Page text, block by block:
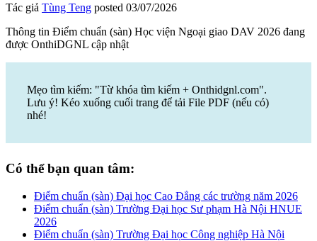
Tác giả Tùng Teng posted 03/07/2026
Thông tin Điểm chuẩn (sàn) Học viện Ngoại giao DAV 2026 đang
được OnthiDGNL cập nhật
Mẹo tìm kiếm: "Từ khóa tìm kiếm + Onthidgnl.com".
Lưu ý! Kéo xuống cuối trang để tải File PDF (nếu có)
nhé!
Có thể bạn quan tâm:
Điểm chuẩn (sàn) Đại học Cao Đẳng các trường năm 2026
Điểm chuẩn (sàn) Trường Đại học Sư phạm Hà Nội HNUE
2026
Điểm chuẩn (sàn) Trường Đại học Công nghiệp Hà Nội